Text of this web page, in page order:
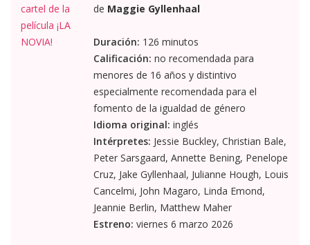
de Maggie Gyllenhaal
Duración: 126 minutos
Calificación: no recomendada para
menores de 16 años y distintivo
especialmente recomendada para el
fomento de la igualdad de género
Idioma original: inglés
Intérpretes: Jessie Buckley, Christian Bale,
Peter Sarsgaard, Annette Bening, Penelope
Cruz, Jake Gyllenhaal, Julianne Hough, Louis
Cancelmi, John Magaro, Linda Emond,
Jeannie Berlin, Matthew Maher
Estreno: viernes 6 marzo 2026